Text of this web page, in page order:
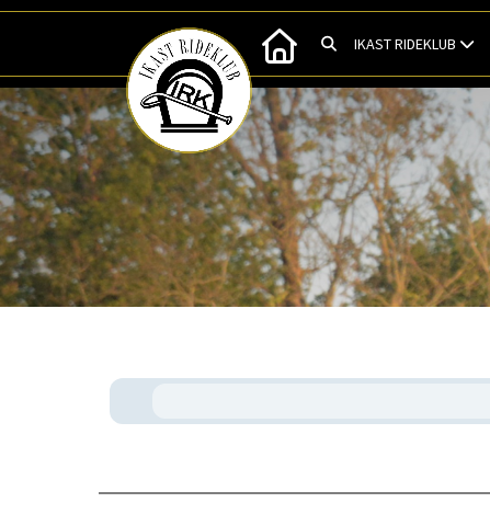
IKAST RIDEKLUB